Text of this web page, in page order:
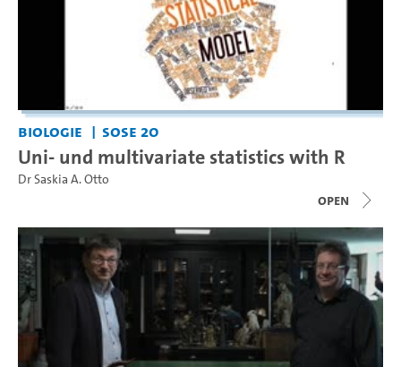
Biologie SoSe 20
Uni- und multivariate statistics with R
Dr Saskia A. Otto
open